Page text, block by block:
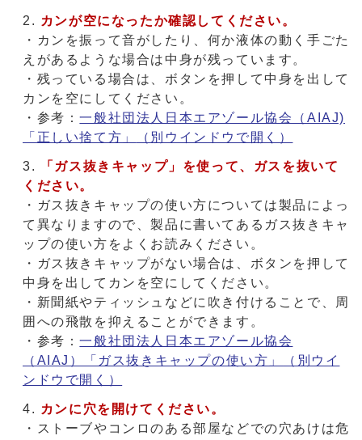
カンが空になったか確認してください。
・カンを振って音がしたり、何か液体の動く手ごた
えがあるような場合は中身が残っています。
・残っている場合は、ボタンを押して中身を出して
カンを空にしてください。
・参考：一般社団法人日本エアゾール協会（AIAJ)
「正しい捨て方」
（別ウインドウで開く）
「ガス抜きキャップ」を使って、ガスを抜いて
ください。
・ガス抜きキャップの使い方については製品によっ
て異なりますので、製品に書いてあるガス抜きキャ
ップの使い方をよくお読みください。
・ガス抜きキャップがない場合は、ボタンを押して
中身を出してカンを空にしてください。
・新聞紙やティッシュなどに吹き付けることで、周
囲への飛散を抑えることができます。
・参考：一般社団法人日本エアゾール協会
（AIAJ）「ガス抜きキャップの使い方」
（別ウイ
ンドウで開く）
カンに穴を開けてください。
・ストーブやコンロのある部屋などでの穴あけは危